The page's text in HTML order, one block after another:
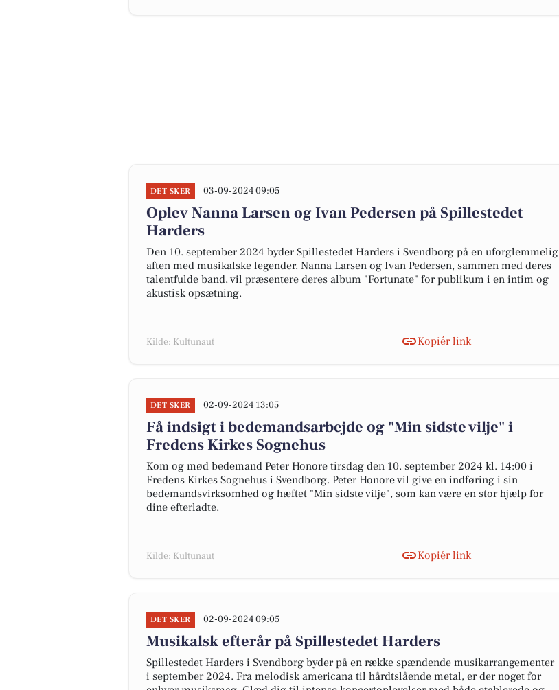
DET SKER 03-09-2024 09:05
Oplev Nanna Larsen og Ivan Pedersen på Spillestedet
Harders
Den 10. september 2024 byder Spillestedet Harders i Svendborg på en uforglemmelig
aften med musikalske legender. Nanna Larsen og Ivan Pedersen, sammen med deres
talentfulde band, vil præsentere deres album "Fortunate" for publikum i en intim og
akustisk opsætning.
Kilde: Kultunaut Kopiér link
DET SKER 02-09-2024 13:05
Få indsigt i bedemandsarbejde og "Min sidste vilje" i
Fredens Kirkes Sognehus
Kom og mød bedemand Peter Honore tirsdag den 10. september 2024 kl. 14:00 i
Fredens Kirkes Sognehus i Svendborg. Peter Honore vil give en indføring i sin
bedemandsvirksomhed og hæftet "Min sidste vilje", som kan være en stor hjælp for
dine efterladte.
Kilde: Kultunaut Kopiér link
DET SKER 02-09-2024 09:05
Musikalsk efterår på Spillestedet Harders
Spillestedet Harders i Svendborg byder på en række spændende musikarrangementer
i september 2024. Fra melodisk americana til hårdtslående metal, er der noget for